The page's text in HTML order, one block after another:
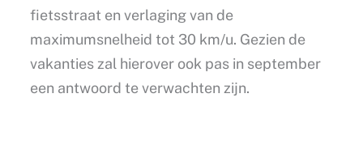
fietsstraat en verlaging van de
maximumsnelheid tot 30 km/u. Gezien de
vakanties zal hierover ook pas in september
een antwoord te verwachten zijn.